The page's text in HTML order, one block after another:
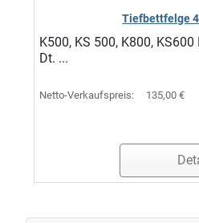
Tiefbettfelge
K500, KS 500, K800,
Dt. ...
Netto-Verkaufspreis: 135,00 €